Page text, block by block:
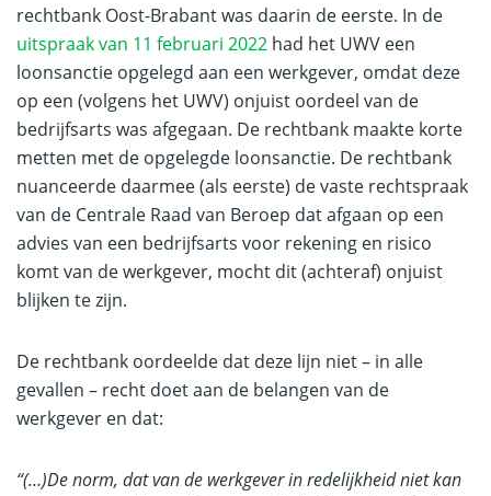
rechtbank Oost-Brabant was daarin de eerste. In de
uitspraak van 11 februari 2022 had het UWV een
loonsanctie opgelegd aan een werkgever, omdat deze
op een (volgens het UWV) onjuist oordeel van de
bedrijfsarts was afgegaan. De rechtbank maakte korte
metten met de opgelegde loonsanctie. De rechtbank
nuanceerde daarmee (als eerste) de vaste rechtspraak
van de Centrale Raad van Beroep dat afgaan op een
advies van een bedrijfsarts voor rekening en risico
komt van de werkgever, mocht dit (achteraf) onjuist
blijken te zijn.
De rechtbank oordeelde dat deze lijn niet – in alle
gevallen – recht doet aan de belangen van de
werkgever en dat:
“(…)De norm, dat van de werkgever in redelijkheid niet kan